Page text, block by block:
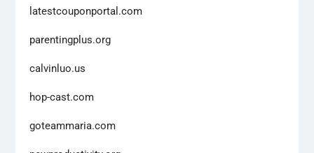
latestcouponportal.com
parentingplus.org
calvinluo.us
hop-cast.com
goteammaria.com